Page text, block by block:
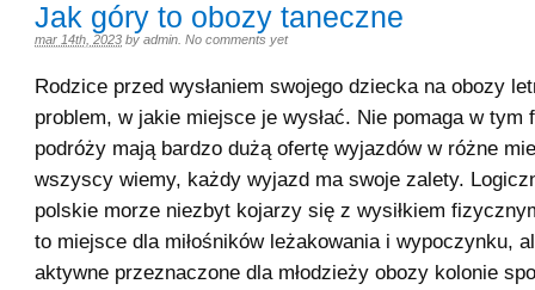
Jak góry to obozy taneczne
mar 14th, 2023 by admin No comments yet
Rodzice przed wysłaniem swojego dziecka na obozy
problem, w jakie miejsce je wysłać. Nie pomaga w tym
podróży mają bardzo dużą ofertę wyjazdów w różne
wszyscy wiemy, każdy wyjazd ma swoje zalety.
polskie morze niezbyt kojarzy się z wysiłkiem
to miejsce dla miłośników leżakowania i wypoczynku,
aktywne przeznaczone dla młodzieży obozy kolonie